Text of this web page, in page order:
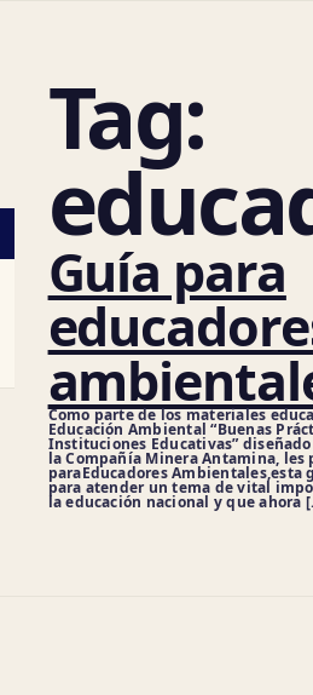
Tag:
Guía para
Como parte de los materiales
Educación Ambiental “Buenas
Instituciones Educativas”
la Compañía Minera Antamina, les
paraEducadores Ambientales,esta
para atender un tema de vital
la educación nacional y que ahora